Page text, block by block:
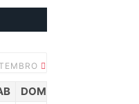
DOM